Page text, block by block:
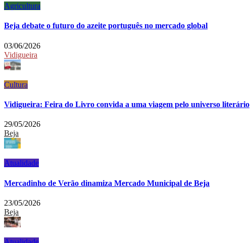
Agricultura
Beja debate o futuro do azeite português no mercado global
03/06/2026
Vidigueira
Cultura
Vidigueira: Feira do Livro convida a uma viagem pelo universo literário
29/05/2026
Beja
Atualidade
Mercadinho de Verão dinamiza Mercado Municipal de Beja
23/05/2026
Beja